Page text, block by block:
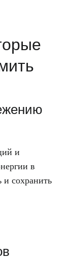
и
в
сохранить